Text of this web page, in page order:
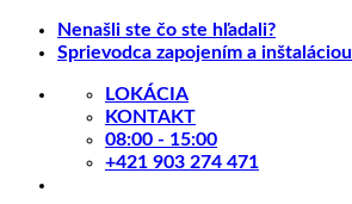
Skip
Nenašli ste čo ste hľadali?
Sprievodca zapojením a inštaláciou
LOKÁCIA
KONTAKT
08:00 - 15:00
+421 903 274 471